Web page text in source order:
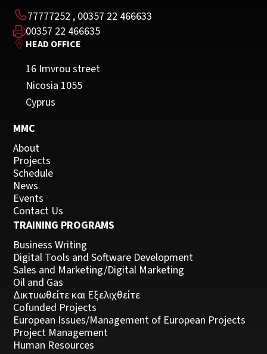
για πωλήσεις με συγκεκριμένα βήματα
Ευθυγραμμίζουν την πώληση που προσφέρουν με
το όραμα και τις αξίες του οργανισμού τους
77777252 , 00357 22 466633
00357 22 466635
HEAD OFFICE
16 Imvrou street
Nicosia 1055
Cyprus
MMC
About
Projects
Schedule
News
Events
Contact Us
TRAINING PROGRAMS
Business Writing
Digital Tools and Software Development
Sales and Marketing/Digital Marketing
Oil and Gas
Δικτυωθείτε και Εξελιχθείτε
Cofunded Projects
European Issues/Management of European Projects
Project Management
Human Resources